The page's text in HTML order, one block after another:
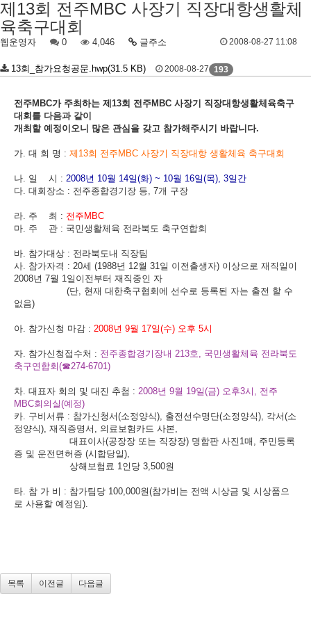
제13회 전주MBC 사장기 직장대항생활체
육축구대회
웹운영자 0 4,046 글주소 2008-08-27 11:08
13회_참가요청공문.hwp(31.5 KB) 2008-08-27 193
전주MBC가 주최하는 제13회 전주MBC 사장기 직장대항생활체육축구
대회를 다음과 같이
개최할 예정이오니 많은 관심을 갖고 참가해주시기 바랍니다.
가. 대 회 명 : 제13회 전주MBC 사장기 직장대항 생활체육 축구대회
나. 일 시 : 2008년 10월 14일(화) ~ 10월 16일(목), 3일간
다. 대회장소 : 전주종합경기장 등, 7개 구장
라. 주 최 : 전주MBC
마. 주 관 : 국민생활체육 전라북도 축구연합회
바. 참가대상 : 전라북도내 직장팀
사. 참가자격 : 20세 (1988년 12월 31일 이전출생자) 이상으로 재직일이
2008년 7월 1일이전부터 재직중인 자
(단, 현재 대한축구협회에 선수로 등록된 자는 출전 할 수
없음)
아. 참가신청 마감 : 2008년 9월 17일(수) 오후 5시
자. 참가신청접수처 : 전주종합경기장내 213호, 국민생활체육 전라북도
축구연합회(☎274-6701)
차. 대표자 회의 및 대진 추첨 : 2008년 9월 19일(금) 오후3시, 전주
MBC회의실(예정)
카. 구비서류 : 참가신청서(소정양식), 출전선수명단(소정양식), 각서(소
정양식), 재직증명서, 의료보험카드 사본,
대표이사(공장장 또는 직장장) 명함판 사진1매, 주민등록
증 및 운전면허증 (시합당일),
상해보험료 1인당 3,500원
타. 참 가 비 : 참가팀당 100,000원(참가비는 전액 시상금 및 시상품으
로 사용할 예정임).
목록 이전글 다음글